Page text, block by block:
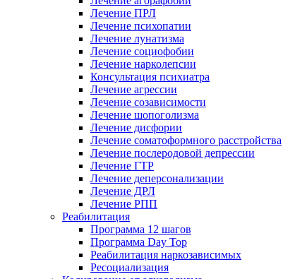
Лечение ПРЛ
Лечение психопатии
Лечение лунатизма
Лечение социофобии
Лечение нарколепсии
Консультация психиатра
Лечение агрессии
Лечение созависимости
Лечение шопоголизма
Лечение дисфории
Лечение соматоформного расстройства
Лечение послеродовой депрессии
Лечение ГТР
Лечение деперсонализации
Лечение ДРЛ
Лечение РПП
Реабилитация
Программа 12 шагов
Программа Day Top
Реабилитация наркозависимых
Ресоциализация